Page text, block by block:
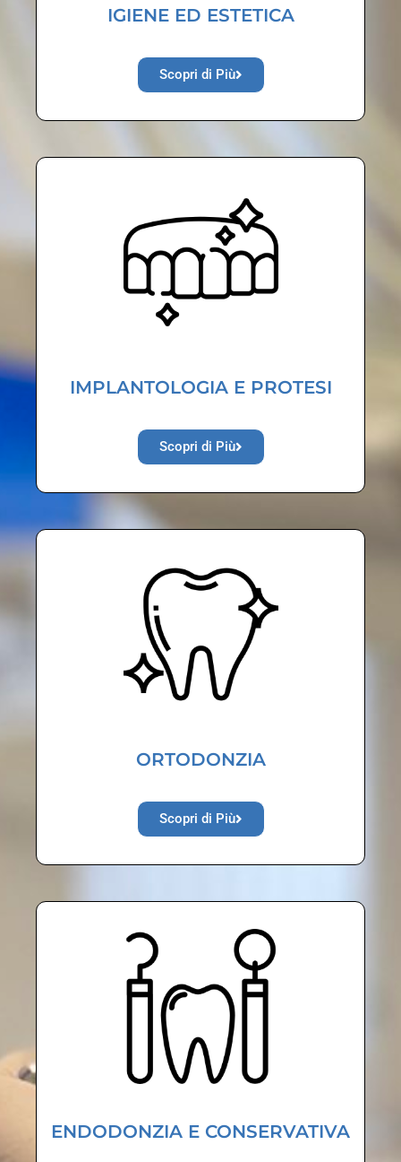
IGIENE ED ESTETICA
Scopri di Più
IMPLANTOLOGIA E PROTESI
Scopri di Più
ORTODONZIA
Scopri di Più
ENDODONZIA E CONSERVATIVA